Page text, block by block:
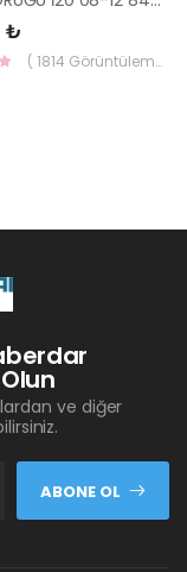
₺
( 1814 Görüntüleme )
ve diğer
ABONE OL